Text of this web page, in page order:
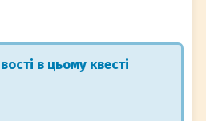
в цьому квесті